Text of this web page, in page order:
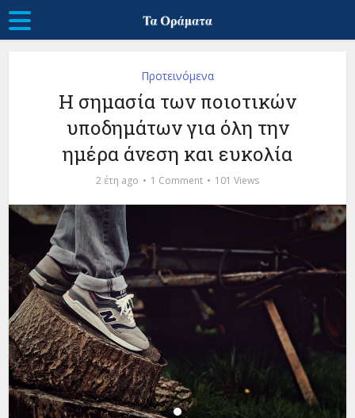
Προτεινόμενα
Η σημασία των ποιοτικών
υποδημάτων για όλη την
ημέρα άνεση και ευκολία
2 έτη ago 1 Comment 101 Views